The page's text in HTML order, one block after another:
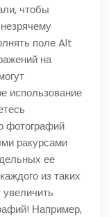
чтобы
поле Alt
на
использование
фотографий
ракурсами
ее
из таких
Например,